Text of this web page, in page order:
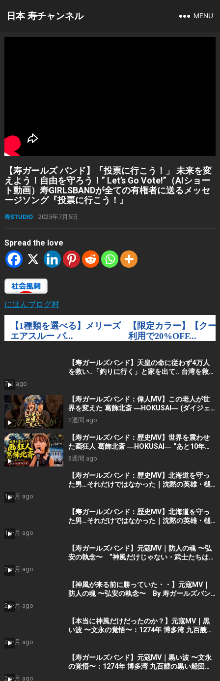
日本 寿チャンネル MENU
【寿ガールズ バンド】「投票に行こう！」 未来を変
えよう！自由を守ろう！” Let’s Go Vote!”（AIショー
ト動画）寿GIRLSBANDが全ての有権者に送るメッセ
ージソング『投票に行こう！』
寿STUDIO 2025年7月5日
Spread the love
にほんブログ村
【寿ガールズバンド】天皇の命に従わず4万人
を救い..「釣りに行く」と家を出て.. 台湾を救っ
7日 ago
【寿ガールズバンド：偉人MV】この老人が世
界を変えた 葛飾北斎 ―HOKUSAI― (ダイジェ
スト）By 寿STUDIO
2週間 ago
【寿ガールズバンド：歴史MV】世界を震わせ
た画狂人 葛飾北斎 ―HOKUSAI― “あと10年く
れ！” (AI動画）By 寿STUDIO
3週間 ago
【寿ガールズバンド：歴史MV】北海道を守っ
た男…それだけではなかった｜沈黙の英雄・樋
1か月 ago
【寿ガールズバンド：歴史MV】北海道を守っ
た男…それだけではなかった｜沈黙の英雄・樋
1か月 ago
【寿ガールズバンド】元寇MV｜防人の魂 〜弘
安の執念〜 ”神風だけじゃない・武士たちはも
2か月 ago
【神風が来る前に勝っていた・・】元寇MV｜
防人の魂 〜弘安の執念〜 By 寿ガールズバン
2か月 ago
【本当に神風だけだったのか？】元寇MV｜黒
い波 〜文永の覚悟〜：1274年 博多湾 九百艘の
2か月 ago
【寿ガールズバンド】元寇MV｜黒い波 〜文永
の覚悟〜：1274年 博多湾 九百艘の黒い船団に
2か月 ago